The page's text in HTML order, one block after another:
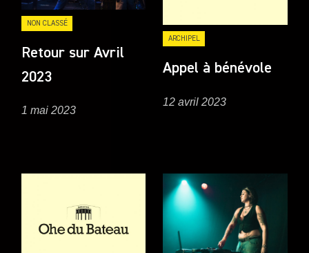
NON CLASSÉ
Retour sur Avril
2023
1 mai 2023
ARCHIPEL
Appel à bénévole
12 avril 2023